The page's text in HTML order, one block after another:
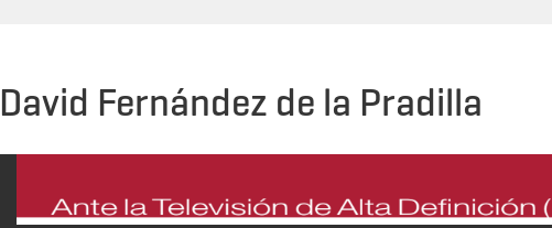
David Fernández de la Pradilla